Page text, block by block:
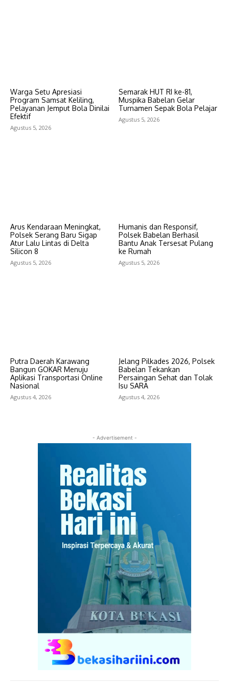
Warga Setu Apresiasi
Program Samsat Keliling,
Pelayanan Jemput Bola Dinilai
Efektif
Agustus 5, 2026
Semarak HUT RI ke-81,
Muspika Babelan Gelar
Turnamen Sepak Bola Pelajar
Agustus 5, 2026
Arus Kendaraan Meningkat,
Polsek Serang Baru Sigap
Atur Lalu Lintas di Delta
Silicon 8
Agustus 5, 2026
Humanis dan Responsif,
Polsek Babelan Berhasil
Bantu Anak Tersesat Pulang
ke Rumah
Agustus 5, 2026
Putra Daerah Karawang
Bangun GOKAR Menuju
Aplikasi Transportasi Online
Nasional
Agustus 4, 2026
Jelang Pilkades 2026, Polsek
Babelan Tekankan
Persaingan Sehat dan Tolak
Isu SARA
Agustus 4, 2026
- Advertisement -